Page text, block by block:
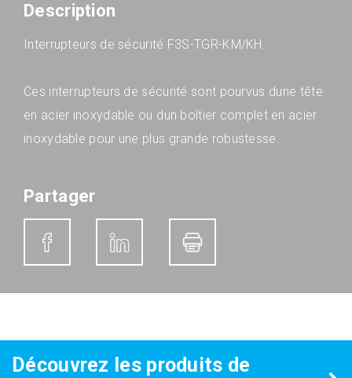
Description
Interrupteurs de sécurité F3S-TGR-KM/KH.
Ces interrupteurs de sécurité sont pourvus dune tête
en acier inoxydable ou dun boîtier complet en acier
inoxydable pour une plus grande robustesse.
Partager
Découvrez les produits de